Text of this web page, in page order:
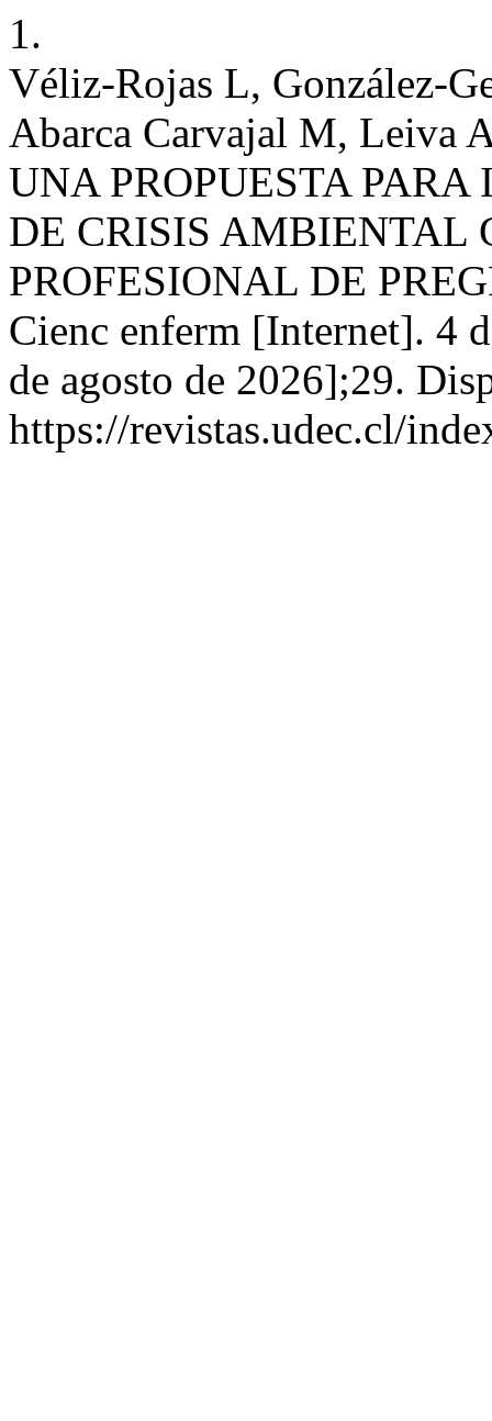
1.
Véliz-Rojas L, González-
Abarca Carvajal M, Leiva
UNA PROPUESTA
DE CRISIS AMBIENTAL
PROFESIONAL DE
Cienc enferm [Internet]. 4
de agosto de 2026];29.
https://revistas.udec.cl/